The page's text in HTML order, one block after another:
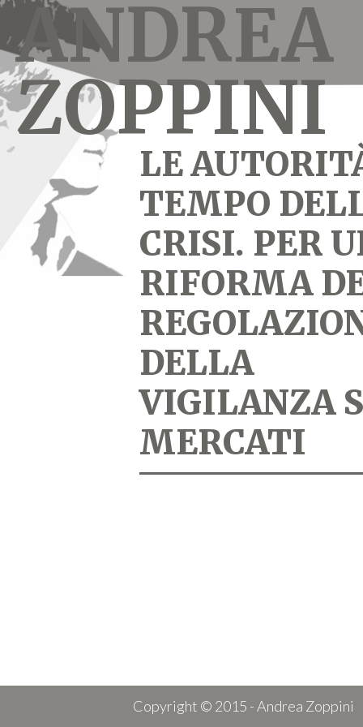
ANDREA
ZOPPINI
LE
TEMPO
CRISI. PER
RIFORMA
DELLA
VIGILANZA
MERCATI
Copyright © 2015 - Andrea Zoppini